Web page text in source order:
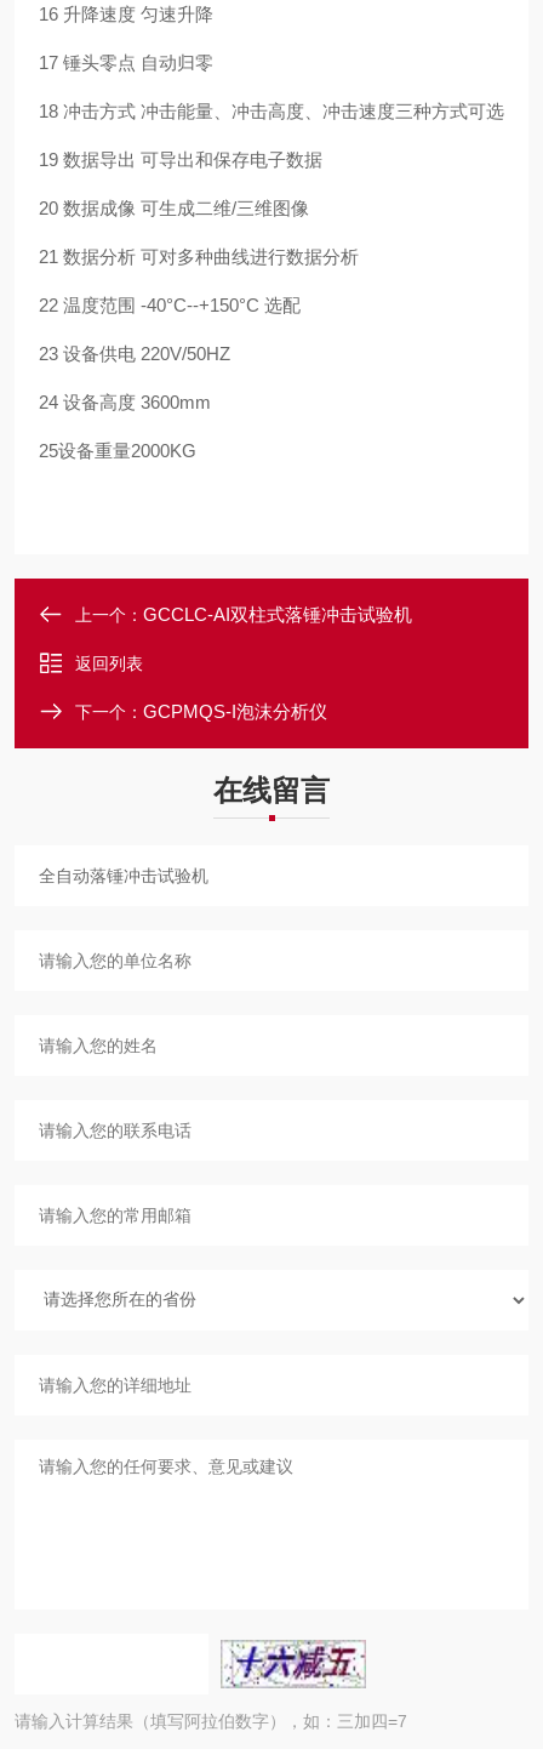
16 升降速度 匀速升降
17 锤头零点 自动归零
18 冲击方式 冲击能量、冲击高度、冲击速度三种方式可选
19 数据导出 可导出和保存电子数据
20 数据成像 可生成二维/三维图像
21 数据分析 可对多种曲线进行数据分析
22 温度范围 -40°C--+150°C 选配
23 设备供电 220V/50HZ
24 设备高度 3600mm
25设备重量2000KG
上一个： GCCLC-AI双柱式落锤冲击试验机
返回列表
下一个： GCPMQS-I泡沫分析仪
在线留言
请输入计算结果（填写阿拉伯数字），如：三加四=7